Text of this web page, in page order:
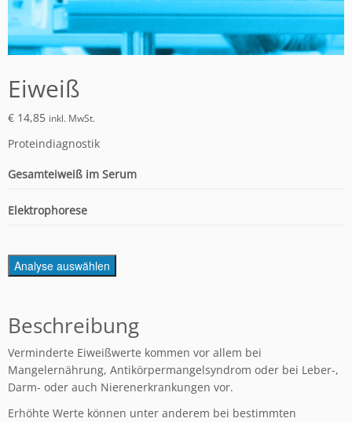
Eiweiß
€ 14,85 inkl. MwSt.
Proteindiagnostik
Gesamteiweiß im Serum
Elektrophorese
Analyse auswählen
Beschreibung
Verminderte Eiweißwerte kommen vor allem bei
Mangelernährung, Antikörpermangelsyndrom oder bei Leber-,
Darm- oder auch Nierenerkrankungen vor.
Erhöhte Werte können unter anderem bei bestimmten